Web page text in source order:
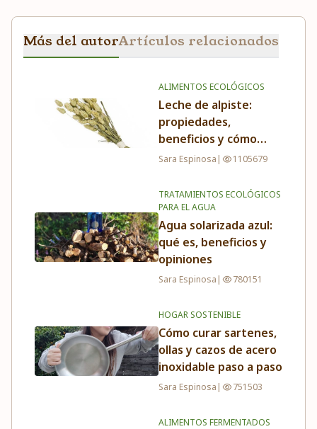
Más del autorArtículos relacionados
ALIMENTOS ECOLÓGICOS
Leche de alpiste:
propiedades,
beneficios y cómo
tomarla
Sara Espinosa | 1105679
TRATAMIENTOS ECOLÓGICOS
PARA EL AGUA
Agua solarizada azul:
qué es, beneficios y
opiniones
Sara Espinosa | 780151
HOGAR SOSTENIBLE
Cómo curar sartenes,
ollas y cazos de acero
inoxidable paso a paso
Sara Espinosa | 751503
ALIMENTOS FERMENTADOS